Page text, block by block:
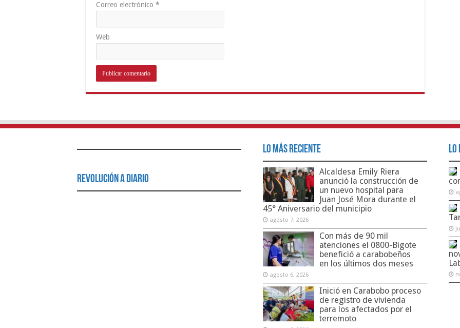
Correo electrónico *
Web
Revolución a Diario
Lo Más Reciente
Alcaldesa Emily Riera
anunció la construcción de
un nuevo hospital para
Juan José Mora durante el
45° Aniversario del municipio
agosto 7, 2026
Con más de 90 mil
atenciones el 0800-Bigote
benefició a carabobeños
en los últimos dos meses
agosto 6, 2026
Inició en Carabobo proceso
de registro de vivienda
para los afectados por el
terremoto
Lo